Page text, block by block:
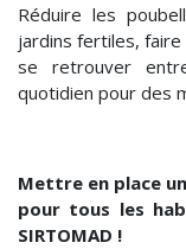
Réduire les
jardins fertiles,
se retrouver
quotidien pour des
Mettre en place
pour tous les
SIRTOMAD !